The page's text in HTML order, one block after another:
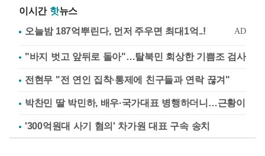
이시간 핫뉴스
"바지 벗고 앞뒤로 돌아"…탈북민 회상한 기쁨조 검사
전현무 "전 연인 집착·통제에 친구들과 연락 끊겨"
박찬민 딸 박민하, 배우·국가대표 병행하더니…근황이
'300억원대 사기 혐의' 차가원 대표 구속 송치